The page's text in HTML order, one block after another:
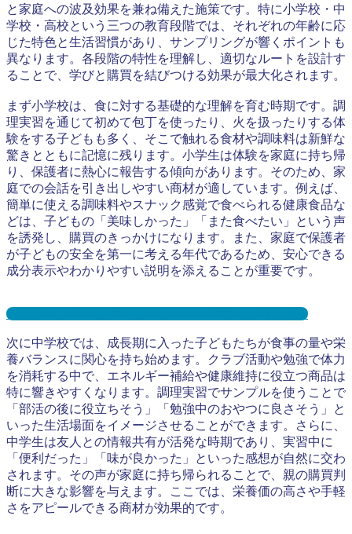
と家庭への波及効果を兼ね備えた施策です。特に小学校・中
学校・高校という三つの教育段階では、それぞれの年齢に応
じた特色と生活習慣があり、サンプリングが響くポイントも
異なります。各段階の特性を理解し、適切なルートを設計す
ることで、学びと購買を結びつける効果が最大化されます。
まず小学校は、食に対する基礎的な理解を育む時期です。調
理実習を通じて初めて包丁を使ったり、火を扱ったりする体
験をする子どもも多く、そこで触れる食材や調味料は新鮮な
驚きとともに記憶に残ります。小学生は体験を家庭に持ち帰
り、保護者に熱心に報告する傾向があります。そのため、家
庭での会話を引き出しやすい商材が適しています。例えば、
簡単に使える調味料やスナック感覚で食べられる健康食品な
どは、子どもの「美味しかった」「また食べたい」という声
を誘発し、購買のきっかけになります。また、家庭で保護者
が子どもの安全を第一に考える年代であるため、安心できる
成分表示やわかりやすい説明を添えることが重要です。
小学校サンプリングとは？メリット３選と事例を紹介
次に中学校では、成長期に入った子どもたちが食事の量や栄
養バランスに関心を持ち始めます。クラブ活動や勉強で体力
を消耗する中で、エネルギー補給や健康維持に役立つ商品は
特に響きやすくなります。調理実習でサンプルを使うことで
「部活の後に役立ちそう」「勉強中のおやつに良さそう」と
いった生活場面をイメージさせることができます。さらに、
中学生は友人との情報共有が活発な時期であり、実習中に
「便利だった」「味が良かった」といった感想が自然に交わ
されます。その声が家庭に持ち帰られることで、親の購買判
断に大きな影響を与えます。ここでは、栄養価の高さや手軽
さをアピールできる商材が効果的です。